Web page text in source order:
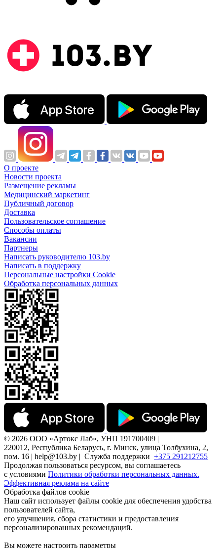
О проекте
Новости проекта
Размещение рекламы
Медицинский маркетинг
Публичный договор
Доставка
Пользовательское соглашение
Способы оплаты
Вакансии
Партнеры
Написать руководителю 103.by
Написать в поддержку
Персональные настройки Cookie
Обработка персональных данных
© 2026 ООО «Артокс Лаб», УНП 191700409 |
220012, Республика Беларусь, г. Минск, улица Толбухина, 2,
пом. 16 | help@103.by | Служба поддержки +375 291212755
Продолжая пользоваться ресурсом, вы соглашаетесь
с условиями Политики обработки персональных данных.
Эффективная реклама на сайте
Обработка файлов cookie
Наш сайт использует файлы cookie для обеспечения удобства
пользователей сайта,
его улучшения, сбора статистики и предоставления
персонализированных рекомендаций.
Вы можете настроить параметры